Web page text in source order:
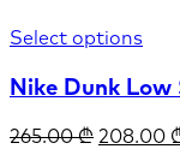
Select options
Nike Dunk Low
265.00₾ 208.00